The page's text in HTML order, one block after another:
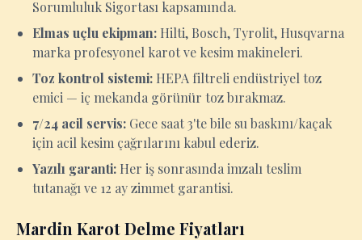
Sorumluluk Sigortası kapsamında.
Elmas uçlu ekipman: Hilti, Bosch, Tyrolit, Husqvarna
marka profesyonel karot ve kesim makineleri.
Toz kontrol sistemi: HEPA filtreli endüstriyel toz
emici — iç mekanda görünür toz bırakmaz.
7/24 acil servis: Gece saat 3'te bile su baskını/kaçak
için acil kesim çağrılarını kabul ederiz.
Yazılı garanti: Her iş sonrasında imzalı teslim
tutanağı ve 12 ay zimmet garantisi.
Mardin Karot Delme Fiyatları